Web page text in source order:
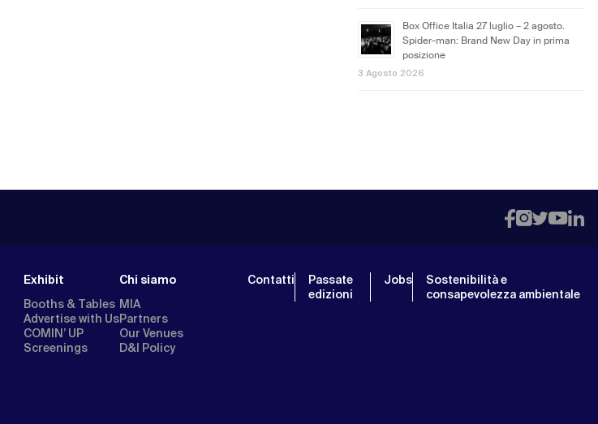
Box Office Italia 27 luglio – 2 agosto.
Spider-man: Brand New Day in prima
posizione
3 Agosto 2026
Exhibit
Booths & Tables
Advertise with Us
COMIN’ UP
Screenings
Chi siamo
MIA
Partners
Our Venues
D&I Policy
Contatti
Passate
edizioni
Jobs
Sostenibilità e
consapevolezza ambientale